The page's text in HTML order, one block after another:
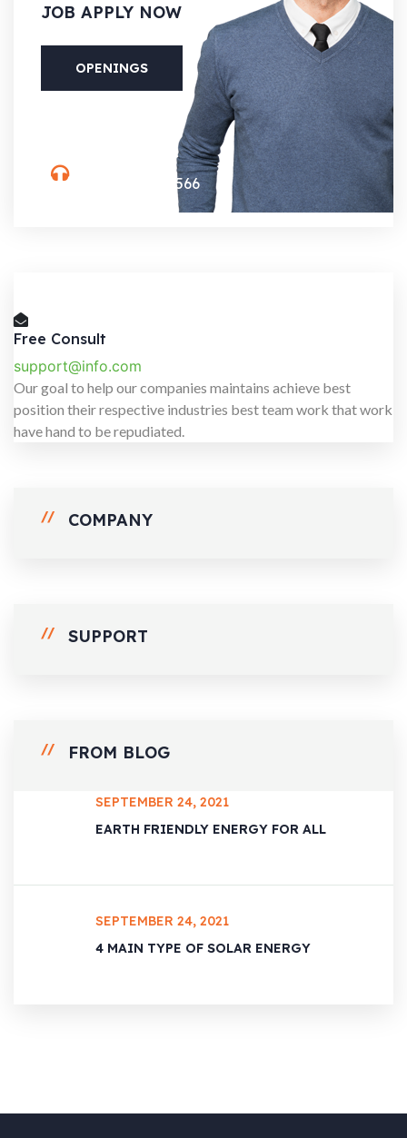
JOB APPLY NOW
OPENINGS
(088) 800-5566
Free Consult
support@info.com
Our goal to help our companies maintains achieve best
position their respective industries best team work that work
have hand to be repudiated.
COMPANY
SUPPORT
FROM BLOG
SEPTEMBER 24, 2021
EARTH FRIENDLY ENERGY FOR ALL
SEPTEMBER 24, 2021
4 MAIN TYPE OF SOLAR ENERGY